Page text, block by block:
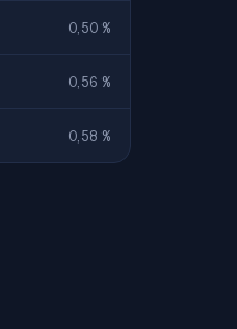
0,50 %
0,56 %
0,58 %